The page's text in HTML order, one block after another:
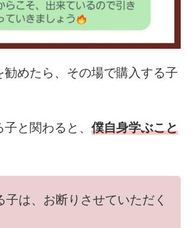
めたら、その場で購入する子
と関わると、 僕自身学ぶこと
は、お断りさせていただく